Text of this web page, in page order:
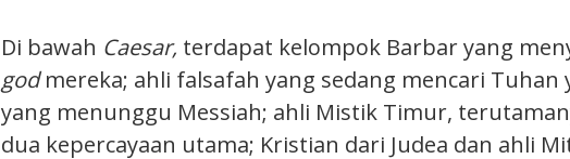
Di bawah Caesar, terdapat kelompok Barbar yang
godmereka; ahli falsafah yang sedang mencari Tuhan
yang menunggu Messiah; ahli Mistik Timur,
dua kepercayaan utama; Kristian dari Judea dan ahli